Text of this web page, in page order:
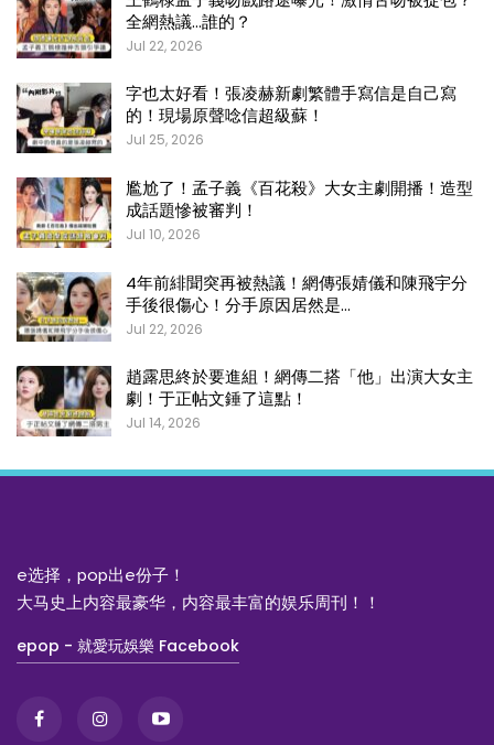
全網熱議…誰的？
Jul 22, 2026
字也太好看！張凌赫新劇繁體手寫信是自己寫
的！現場原聲唸信超級蘇！
Jul 25, 2026
尷尬了！孟子義《百花殺》大女主劇開播！造型
成話題慘被審判！
Jul 10, 2026
4年前緋聞突再被熱議！網傳張婧儀和陳飛宇分
手後很傷心！分手原因居然是…
Jul 22, 2026
趙露思終於要進組！網傳二搭「他」出演大女主
劇！于正帖文錘了這點！
Jul 14, 2026
e选择，pop出e份子！
大马史上内容最豪华，内容最丰富的娱乐周刊！！
epop - 就愛玩娛樂 Facebook